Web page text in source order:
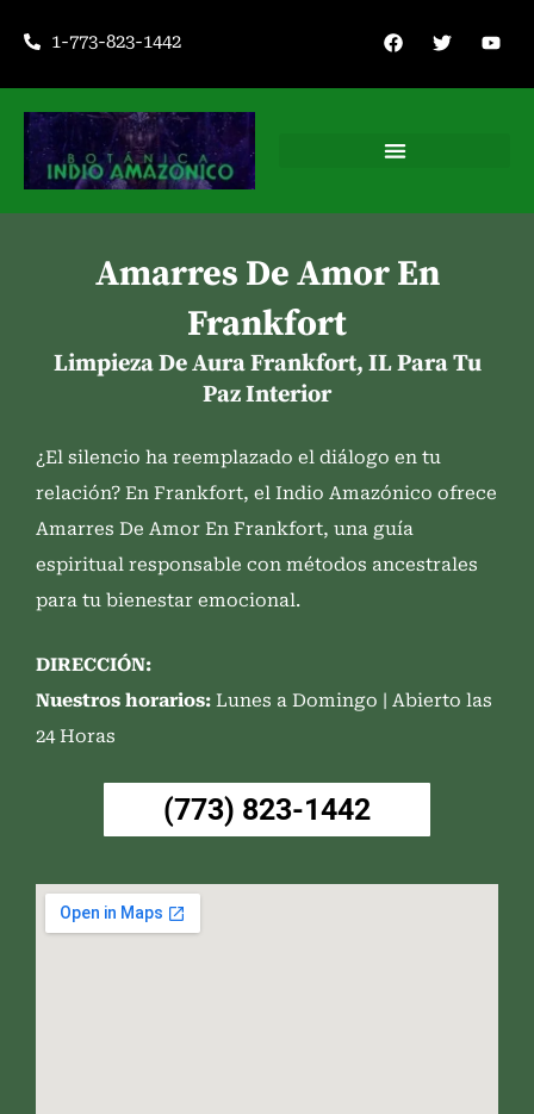
contenido
1-773-823-1442
F
a
e
o
k
T
w
t
Y
o
t
Amarres De Amor En
Frankfort
Limpieza De Aura Frankfort, IL Para Tu
Paz Interior
¿El silencio ha reemplazado el diálogo en tu
relación? En Frankfort, el Indio Amazónico ofrece
Amarres De Amor En Frankfort, una guía
espiritual responsable con métodos ancestrales
para tu bienestar emocional.
DIRECCIÓN:
Nuestros horarios: Lunes a Domingo | Abierto las
24 Horas
(773) 823-1442